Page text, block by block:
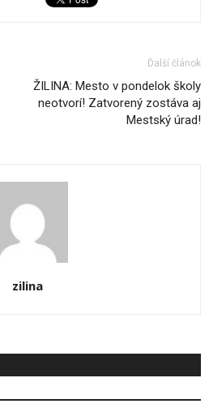
Ďalší článok
ŽILINA: Mesto v pondelok školy
neotvorí! Zatvorený zostáva aj
Mestský úrad!
zilina